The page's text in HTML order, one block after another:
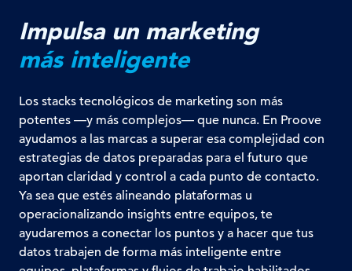
Impulsa un marketing
más inteligente
Los stacks tecnológicos de marketing son más
potentes —y más complejos— que nunca. En Proove
ayudamos a las marcas a superar esa complejidad con
estrategias de datos preparadas para el futuro que
aportan claridad y control a cada punto de contacto.
Ya sea que estés alineando plataformas u
operacionalizando insights entre equipos, te
ayudaremos a conectar los puntos y a hacer que tus
datos trabajen de forma más inteligente entre